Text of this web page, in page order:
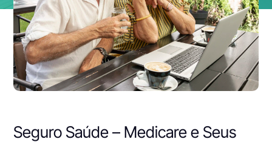
Seguro Saúde – Medicare e Seus